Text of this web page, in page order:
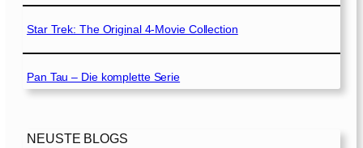
Star Trek: The Original 4-Movie Collection
Pan Tau – Die komplette Serie
NEUSTE BLOGS